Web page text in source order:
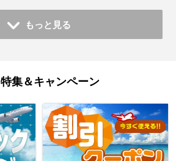
もっと見る
特集＆キャンペーン